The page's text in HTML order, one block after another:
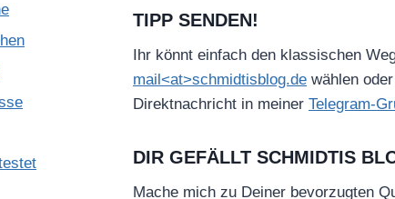
TIPP SENDEN!
Ihr könnt einfach den klassischen
mail<at>schmidtisblog.de wählen
Direktnachricht in meiner Telegram-
DIR GEFÄLLT SCHMIDTIS
Mache mich zu Deiner bevorzugten